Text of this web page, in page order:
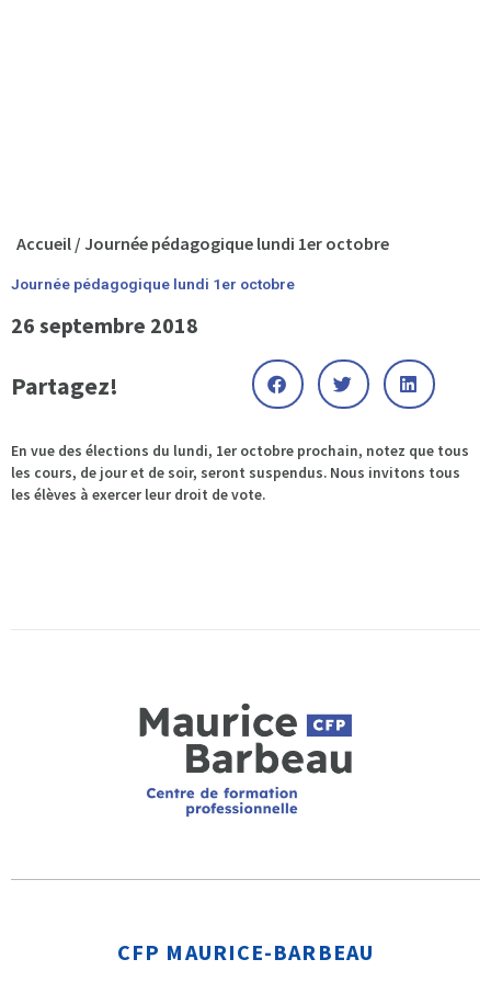
Accueil / Journée pédagogique lundi 1er octobre
Journée pédagogique lundi 1er octobre
26 septembre 2018
Partagez!
En vue des élections du lundi, 1er octobre prochain, notez que tous
les cours, de jour et de soir, seront suspendus. Nous invitons tous
les élèves à exercer leur droit de vote.
CFP MAURICE-BARBEAU